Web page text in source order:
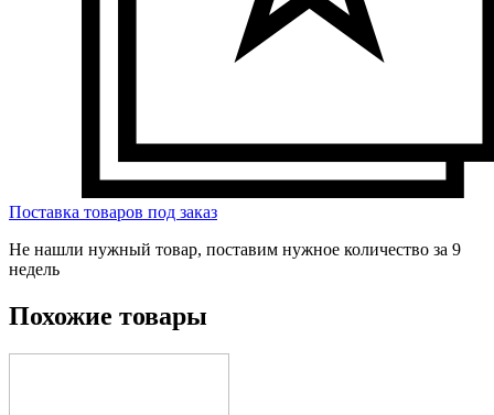
Поставка товаров под заказ
Не нашли нужный товар, поставим нужное количество за 9
недель
Похожие товары